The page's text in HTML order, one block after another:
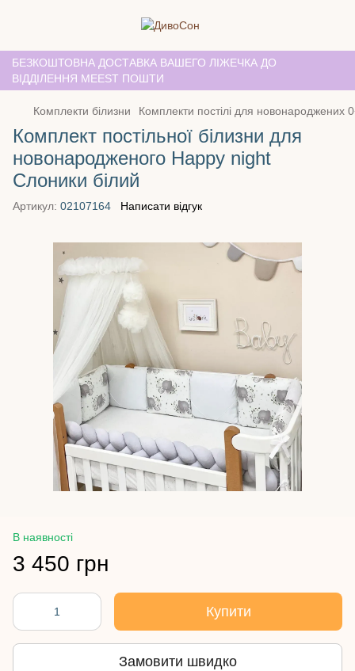
БЕЗКОШТОВНА ДОСТАВКА ВАШЕГО ЛІЖЕЧКА ДО
ВІДДІЛЕННЯ MEEST ПОШТИ
Комплекти білизни Комплекти постілі для новонароджених
Комплект постільної білизни для
новонародженого Happy night
Слоники білий
Артикул: 02107164 Написати відгук
В наявності
3 450 грн
Купити
Замовити швидко